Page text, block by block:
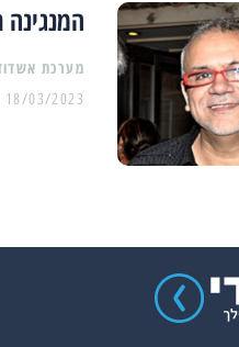
מערכת
18/03/2023